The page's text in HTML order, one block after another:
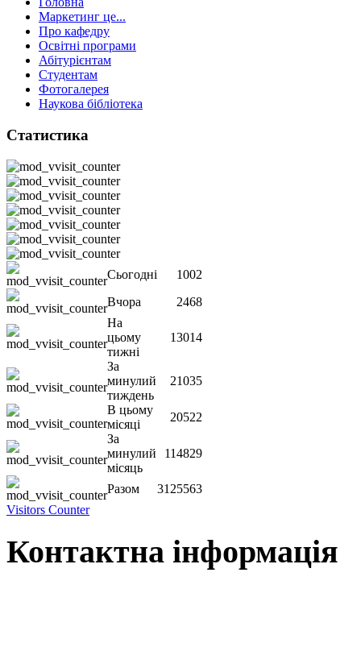
Маркетинг це...
Про кафедру
Освітні програми
Абітурієнтам
Студентам
Фотогалерея
Наукова бібліотека
Статистика
Сьогодні
1002
Вчора
2468
На
цьому
тижні
13014
За
минулий
тиждень
21035
В цьому
місяці
20522
За
минулий
місяць
114829
Разом
3125563
Visitors Counter
Контактна інформація